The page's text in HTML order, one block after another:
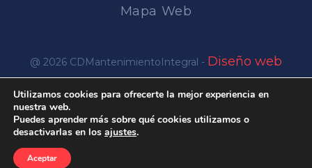
Mapa Web
@ 2026 CDMantenimientoIntegral - Diseño web
en Alicante
Utilizamos cookies para ofrecerte la mejor experiencia en
nuestra web.
Puedes aprender más sobre qué cookies utilizamos o
desactivarlas en los ajustes.
Aceptar